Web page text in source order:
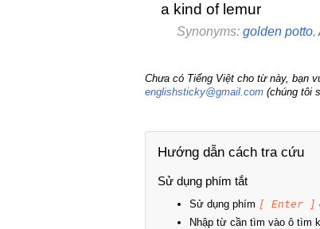
a kind of lemur
Synonyms: golden potto,
Chưa có Tiếng Việt cho từ này, bạn
englishsticky@gmail.com (chúng tôi
Hướng dẫn cách tra cứu
Sử dụng phím tắt
Sử dụng phím [ Enter ]
Nhập từ cần tìm vào ô tìm